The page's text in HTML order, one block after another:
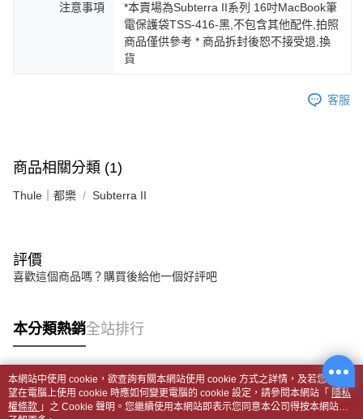
注意事項
*本賣場為Subterra II系列 16吋MacBook筆
電保護袋TSS-416-黑,不包含其他配件,拍照
商品僅供參考 * 商品拆封後恕不接受退,換
貨
客服
商品相關分類 (1)
Thule｜都樂 Subterra II
評價
喜歡這個商品嗎？購買後給他一個好評吧
本分類熱銷全站排行
熱門標籤
本網站中使用 cookie，欲查詢有關本網站使用 cookie 方式之詳情，及若您不希
望在電腦上使用 cookie 時應如何變更電腦的 cookie 設定，請參閱本網站「 隱私
權條款 」之 Cookie 聲明。您繼續使用本網站即表示您同意本公司得按本網站使